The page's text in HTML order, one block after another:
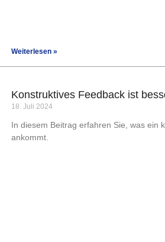
Weiterlesen »
Konstruktives Feedback ist
18. Juli 2024
In diesem Beitrag erfahren Sie, was ein
ankommt.